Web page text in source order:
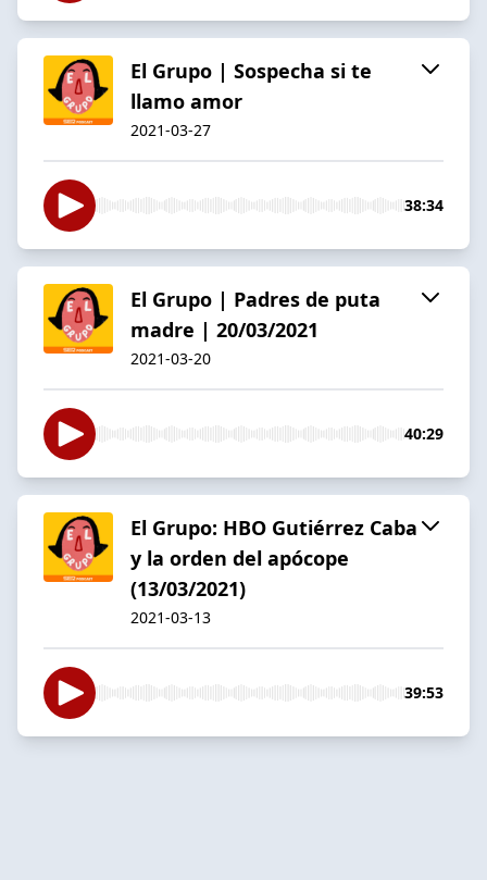
El Grupo | Sospecha si te
llamo amor
2021-03-27
38:34
El Grupo | Padres de puta
madre | 20/03/2021
2021-03-20
40:29
El Grupo: HBO Gutiérrez Caba
y la orden del apócope
(13/03/2021)
2021-03-13
39:53